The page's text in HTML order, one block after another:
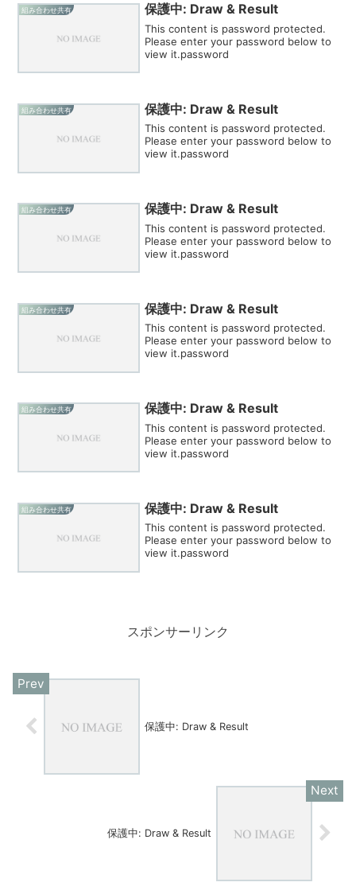
組み合わせ共有 保護中: Draw & Result
This content is password protected.
Please enter your password below to
view it.password
組み合わせ共有 保護中: Draw & Result
This content is password protected.
Please enter your password below to
view it.password
組み合わせ共有 保護中: Draw & Result
This content is password protected.
Please enter your password below to
view it.password
組み合わせ共有 保護中: Draw & Result
This content is password protected.
Please enter your password below to
view it.password
組み合わせ共有 保護中: Draw & Result
This content is password protected.
Please enter your password below to
view it.password
組み合わせ共有 保護中: Draw & Result
This content is password protected.
Please enter your password below to
view it.password
スポンサーリンク
保護中: Draw & Result
保護中: Draw & Result